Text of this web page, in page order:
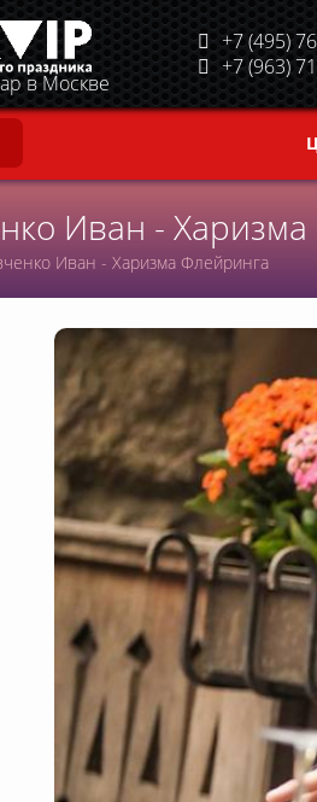
в Москве
+7 (495)
+7 (963)
Иван -
Иван - Харизма Флейринга